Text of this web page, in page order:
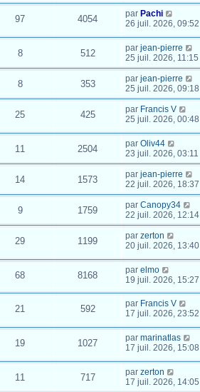
97 4054 par Pachi
26 juil. 2026, 09:52
8 512 par jean-pierre
25 juil. 2026, 11:15
8 353 par jean-pierre
25 juil. 2026, 09:18
25 425 par Francis V
25 juil. 2026, 00:48
11 2504 par Oliv44
23 juil. 2026, 03:11
14 1573 par jean-pierre
22 juil. 2026, 18:37
9 1759 par Canopy34
22 juil. 2026, 12:14
29 1199 par zerton
20 juil. 2026, 13:40
68 8168 par elmo
19 juil. 2026, 15:27
21 592 par Francis V
17 juil. 2026, 23:52
19 1027 par marinatlas
17 juil. 2026, 15:08
11 717 par zerton
17 juil. 2026, 14:05